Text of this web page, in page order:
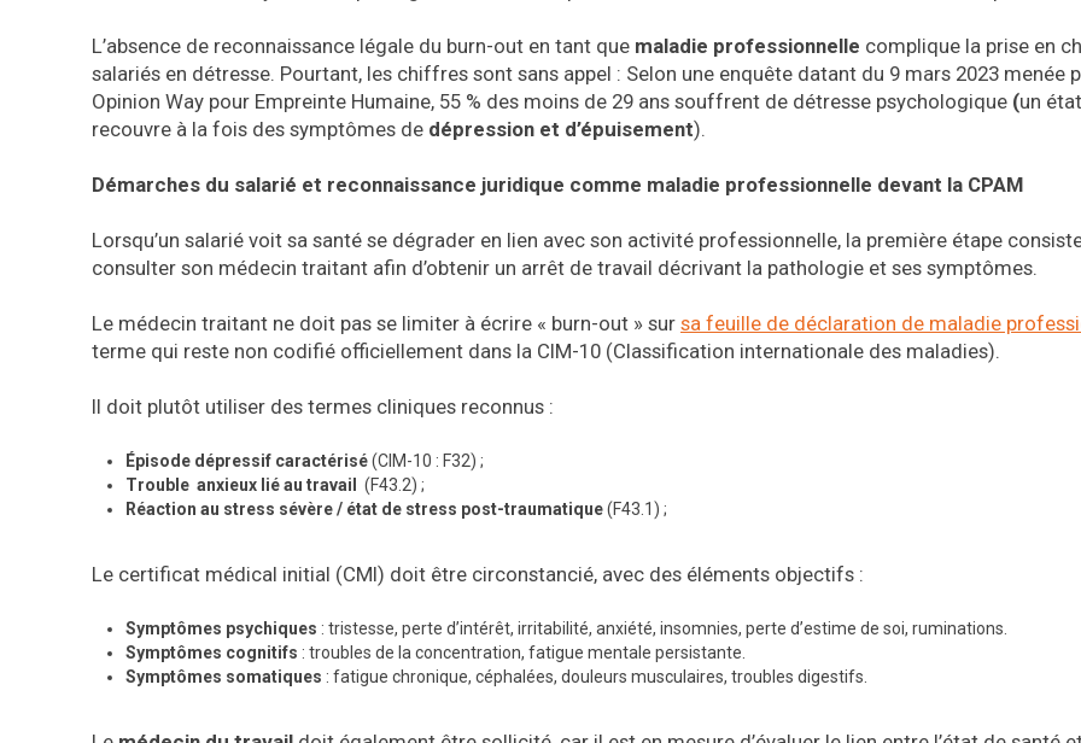
L’absence de reconnaissance légale du burn-out en tant que maladie professionnelle complique la prise en
salariés en détresse. Pourtant, les chiffres sont sans appel : Selon une enquête datant du 9 mars 2023 menée
Opinion Way pour Empreinte Humaine, 55 % des moins de 29 ans souffrent de détresse psychologique (un
recouvre à la fois des symptômes de dépression et d’épuisement).
Démarches du salarié et reconnaissance juridique comme maladie professionnelle devant la CPAM
Lorsqu’un salarié voit sa santé se dégrader en lien avec son activité professionnelle, la première étape
consulter son médecin traitant afin d’obtenir un arrêt de travail décrivant la pathologie et ses symptômes.
Le médecin traitant ne doit pas se limiter à écrire « burn-out » sur sa feuille de déclaration de maladie
terme qui reste non codifié officiellement dans la CIM-10 (Classification internationale des maladies).
Il doit plutôt utiliser des termes cliniques reconnus :
Épisode dépressif caractérisé(CIM-10 : F32) ;
Trouble anxieux lié au travail
(F43.2) ;
Réaction au stress sévère / état de stress post-traumatique(F43.1) ;
Le certificat médical initial (CMI) doit être circonstancié, avec des éléments objectifs :
Symptômes psychiques : tristesse, perte d’intérêt, irritabilité, anxiété, insomnies, perte d’estime de soi, ruminations.
Symptômes cognitifs : troubles de la concentration, fatigue mentale persistante.
Symptômes somatiques : fatigue chronique, céphalées, douleurs musculaires, troubles digestifs.